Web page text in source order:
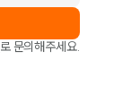
로 문의해주세요.